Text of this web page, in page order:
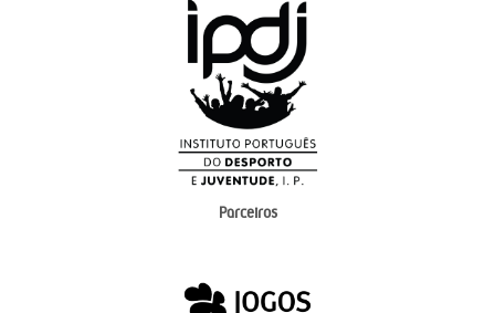
Parceiros